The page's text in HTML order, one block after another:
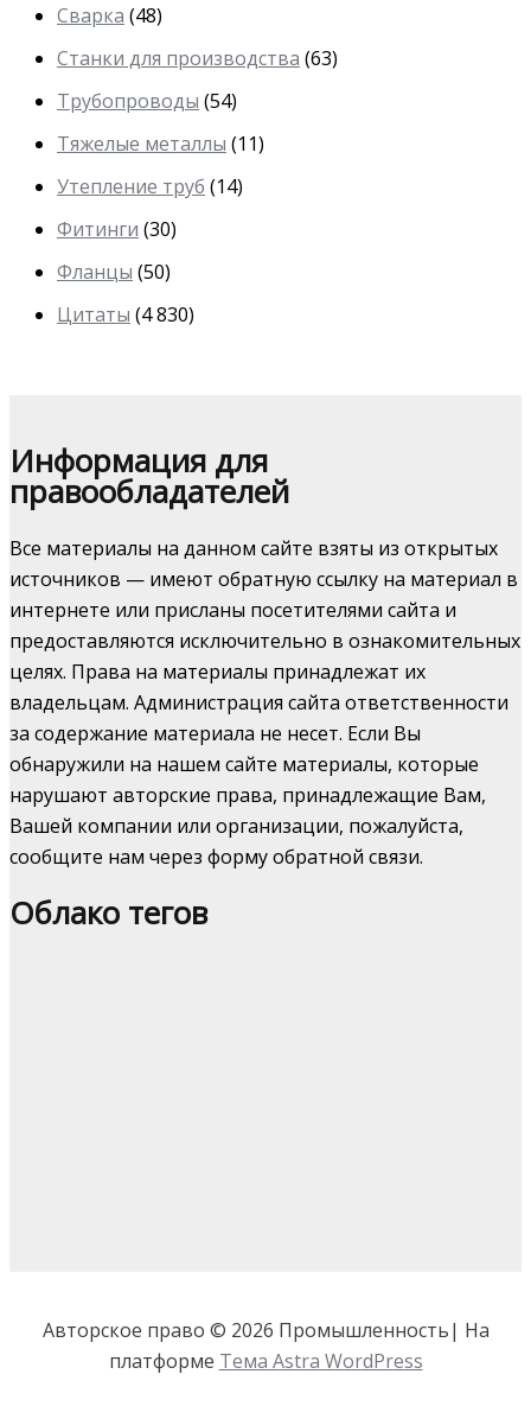
Сварка (48)
Станки для производства (63)
Трубопроводы (54)
Тяжелые металлы (11)
Утепление труб (14)
Фитинги (30)
Фланцы (50)
Цитаты (4 830)
Информация для
правообладателей
Все материалы на данном сайте взяты из открытых
источников — имеют обратную ссылку на материал в
интернете или присланы посетителями сайта и
предоставляются исключительно в ознакомительных
целях. Права на материалы принадлежат их
владельцам. Администрация сайта ответственности
за содержание материала не несет. Если Вы
обнаружили на нашем сайте материалы, которые
нарушают авторские права, принадлежащие Вам,
Вашей компании или организации, пожалуйста,
сообщите нам через форму обратной связи.
Облако тегов
Авторское право © 2026 Промышленность| На
платформе Тема Astra WordPress